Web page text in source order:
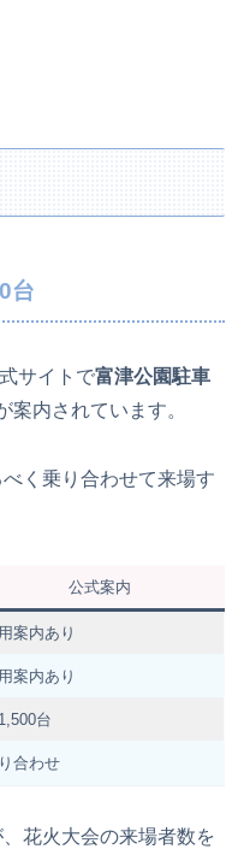
台
サイトで富津公園駐車
案内されています。
く乗り合わせて来場す
公式案内
案内あり
案内あり
台
合わせ
花火大会の来場者数を